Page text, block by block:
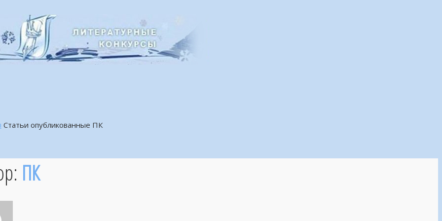
Статьи опубликованные ПК
ПК